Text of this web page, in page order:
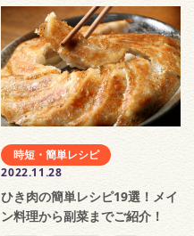
時短・簡単レシピ
2022.11.28
ひき肉の簡単レシピ19選！メイ
ン料理から副菜までご紹介！